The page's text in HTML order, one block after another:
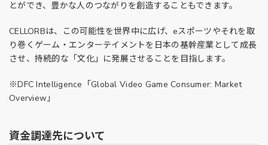
とができ、豊かな人のつながりを創造することもできます。
CELLORBは、この可能性を世界中に広げ、eスポーツやそれを取
り巻くゲーム・エンターテイメントを日本の基幹産業として成長
させ、持続的な「文化」に発展させることを目指します。
※DFC Intelligence「Global Video Game Consumer: Market
Overview」
資金調達先について